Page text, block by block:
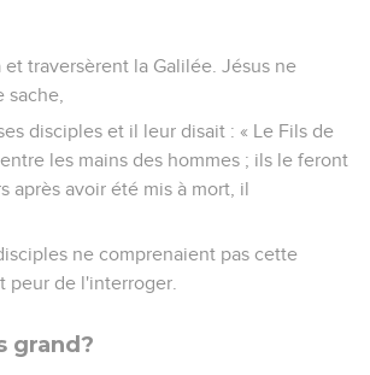
et traversèrent la Galilée. Jésus ne
sache,
disciples et il leur disait : « Le Fils de
les mains des hommes ; ils le feront
après avoir été mis à mort, il
ne comprenaient pas cette
peur de l'interroger.
grand?